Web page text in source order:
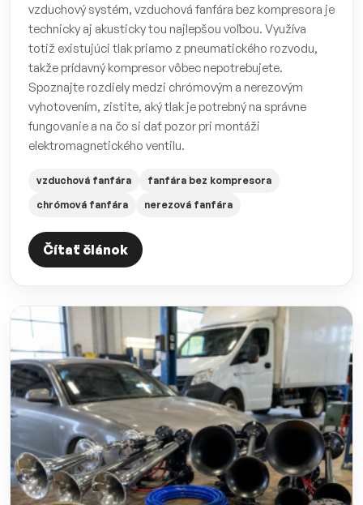
vzduchový systém, vzduchová fanfára bez kompresora je
technicky aj akusticky tou najlepšou voľbou. Využíva
totiž existujúci tlak priamo z pneumatického rozvodu,
takže prídavný kompresor vôbec nepotrebujete.
Spoznajte rozdiely medzi chrómovým a nerezovým
vyhotovením, zistite, aký tlak je potrebný na správne
fungovanie a na čo si dať pozor pri montáži
elektromagnetického ventilu.
vzduchová fanfára
fanfára bez kompresora
chrómová fanfára
nerezová fanfára
Čítať článok